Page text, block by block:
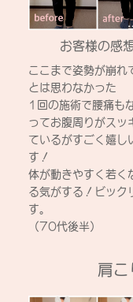
お客様の感
ここまで姿勢が崩れ
とは思わなかった
1回の施術で腰痛も
ってお腹周りがスッ
ているがすごく嬉し
す！
体が動きやすく若く
る気がする！ビック
す。
（70代後半）
肩こ